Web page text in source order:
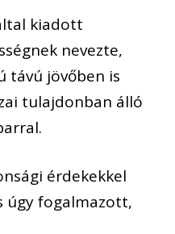
kiadott
nevezte,
távú jövőben is
tulajdonban álló
érdekekkel
úgy fogalmazott,